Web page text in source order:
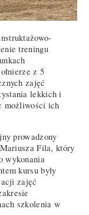
treningu
z 5
zajęć
lekkich i
możliwości ich
prowadzony
Fila, który
wykonania
kursu były
zajęć
szkolenia w